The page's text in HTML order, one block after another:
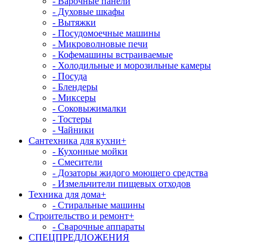
- Духовые шкафы
- Вытяжки
- Посудомоечные машины
- Микроволновые печи
- Кофемашины встраиваемые
- Холодильные и морозильные камеры
- Посуда
- Блендеры
- Миксеры
- Соковыжималки
- Тостеры
- Чайники
Сантехника для кухни+
- Кухонные мойки
- Смесители
- Дозаторы жидого моющего средства
- Измельчители пищевых отходов
Техника для дома+
- Стиральные машины
Строительство и ремонт+
- Сварочные аппараты
СПЕЦПРЕДЛОЖЕНИЯ